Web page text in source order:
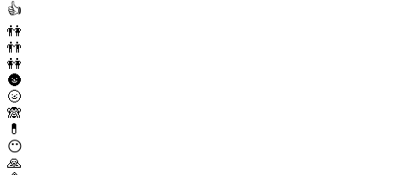
👍
👫
👬
👭
🌚
🌝
🙈
💊
😶
🙏